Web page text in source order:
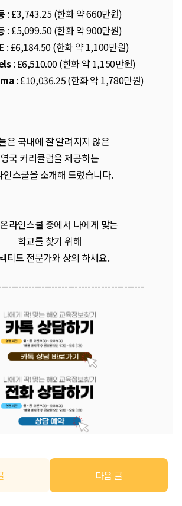
: £3,743.25 (한화 약 660만원)
: £5,099.50 (한화 약 900만원)
: £6,184.50 (한화 약 1,100만원)
: £6,510.00 (한화 약 1,150만원)
: £10,036.25 (한화 약 1,780만원)
은 국내에 잘 알려지지 않은
영국 커리큘럼을 제공하는
인스쿨을 소개해 드렸습니다.
라인스쿨 중에서 나에게 맞는
학교를 찾기 위해
티드 전문가와 상의 하세요.
다음 글